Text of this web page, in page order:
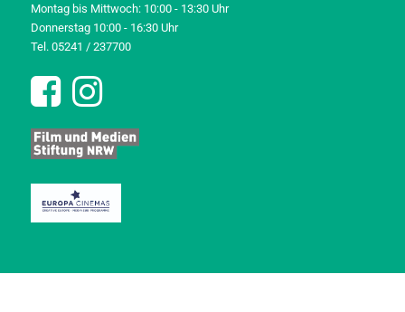
Montag bis Mittwoch: 10:00 - 13:30 Uhr
Donnerstag 10:00 - 16:30 Uhr
Tel. 05241 / 237700